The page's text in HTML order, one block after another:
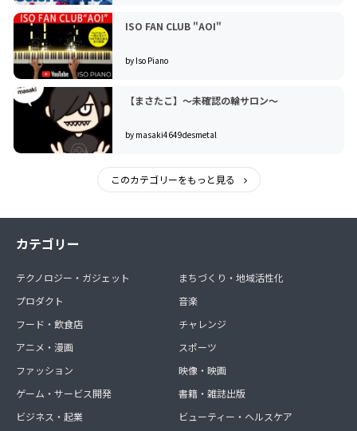
ISO FAN CLUB "AOI"
by Iso Piano
【まさたこ】〜未確認の輪サロン〜
by masaki4649desmetal
このカテゴリーをもっと見る
カテゴリー
テクノロジー・ガジェット
プロダクト
フード・飲食店
アニメ・漫画
ファッション
ゲーム・サービス開発
ビジネス・起業
まちづくり・地域活性化
音楽
チャレンジ
スポーツ
映像・映画
書籍・雑誌出版
ビューティー・ヘルスケア